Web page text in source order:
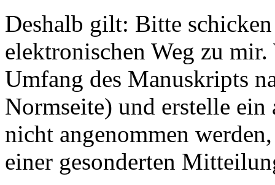
Deshalb gilt: Bitte
elektronischen Weg zu
Umfang des Manuskripts
Normseite) und erstelle ein
nicht angenommen
einer gesonderten